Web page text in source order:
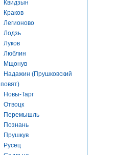
Квидзын
Краков
Легионово
Лодзь
Луков
Люблин
Мщонув
Надажин (Прушковский
повят)
Новы-Тарг
Отвоцк
Перемышль
Познань
Прушкув
Русец